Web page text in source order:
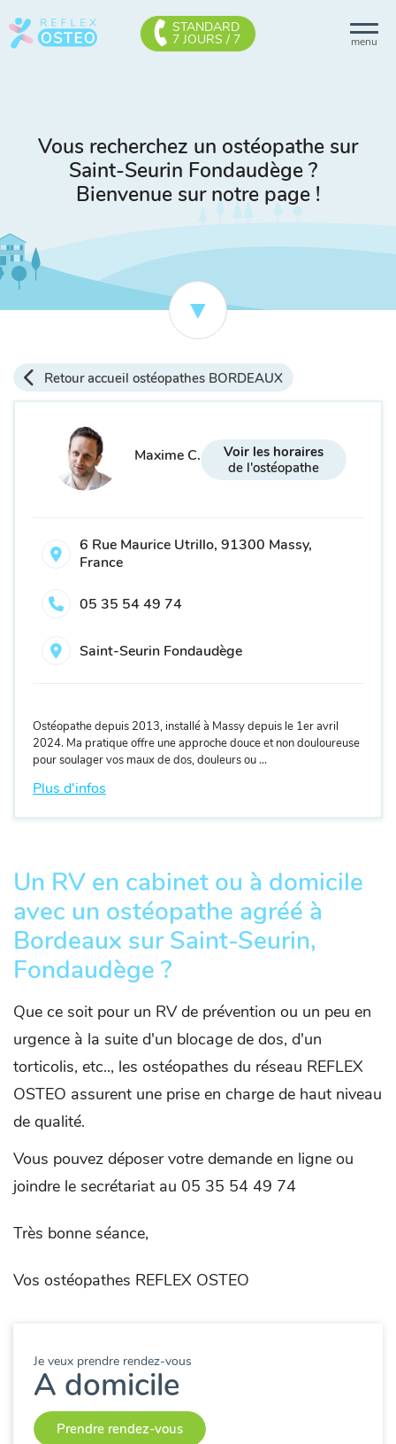
menu
STANDARD
7 JOURS / 7
Vous recherchez un ostéopathe sur
Saint-Seurin Fondaudège ?
Bienvenue sur notre page !
Retour accueil ostéopathes BORDEAUX
Maxime C.
Voir les horaires
de l'ostéopathe
6 Rue Maurice Utrillo, 91300 Massy,
France
05 35 54 49 74
Saint-Seurin Fondaudège
Ostéopathe depuis 2013, installé à Massy depuis le 1er avril
2024. Ma pratique offre une approche douce et non douloureuse
pour soulager vos maux de dos, douleurs ou ...
Plus d'infos
Un RV en cabinet ou à domicile
avec un ostéopathe agréé à
Bordeaux sur Saint-Seurin,
Fondaudège ?
Que ce soit pour un RV de prévention ou un peu en
urgence à la suite d'un blocage de dos, d'un
torticolis, etc.., les ostéopathes du réseau REFLEX
OSTEO assurent une prise en charge de haut niveau
de qualité.
Vous pouvez déposer votre demande en ligne ou
joindre le secrétariat au 05 35 54 49 74
Très bonne séance,
Vos ostéopathes REFLEX OSTEO
Je veux prendre rendez-vous
A domicile
Prendre rendez-vous